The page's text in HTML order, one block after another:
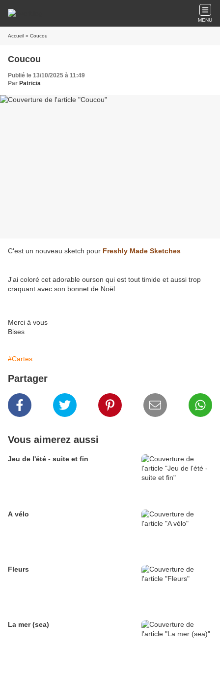
MENU
Accueil » Coucou
Coucou
Publié le 13/10/2025 à 11:49
Par Patricia
C'est un nouveau sketch pour Freshly Made Sketches
J'ai coloré cet adorable ourson qui est tout timide et aussi trop
craquant avec son bonnet de Noël.
Merci à vous
Bises
#Cartes
Partager
Vous aimerez aussi
Jeu de l'été - suite et fin
A vélo
Fleurs
La mer (sea)